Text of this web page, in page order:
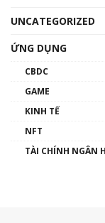
UNCATEGORIZED
ỨNG DỤNG
CBDC
GAME
KINH TẾ
NFT
TÀI CHÍNH NGÂN